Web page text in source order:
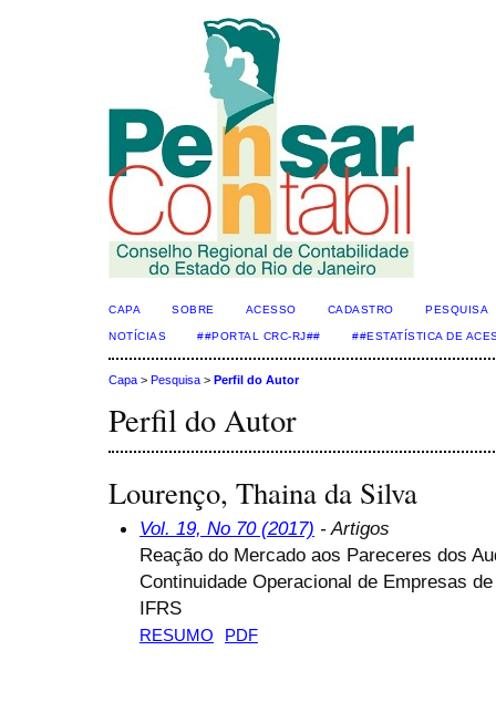
CAPA SOBRE ACESSO CADASTRO PESQUISA
NOTÍCIAS ##PORTAL CRC-RJ## ##ESTATÍSTICA DE
Capa > Pesquisa > Perfil do Autor
Perfil do Autor
Lourenço, Thaina da Silva
Vol. 19, No 70 (2017) - Artigos
Reação do Mercado aos Pareceres dos
Continuidade Operacional de Empresas
IFRS
RESUMO PDF